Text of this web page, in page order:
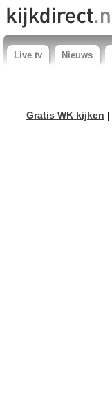
Live tv Nieuws
Gratis WK kijken |